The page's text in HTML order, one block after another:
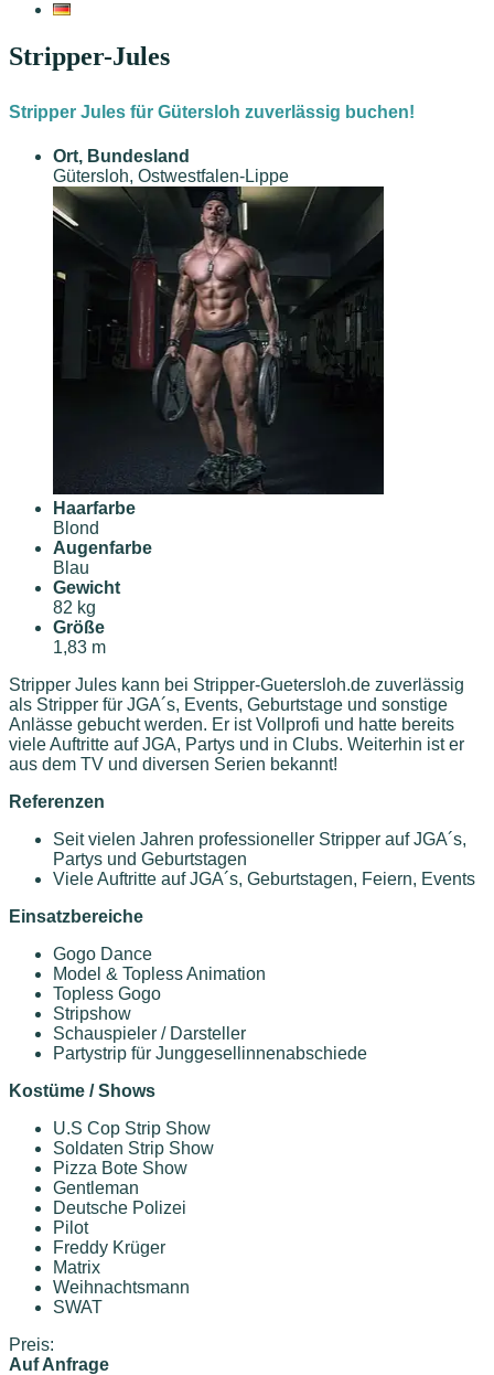
Stripper-Jules
Stripper Jules für Gütersloh zuverlässig buchen!
Ort, Bundesland
Gütersloh, Ostwestfalen-Lippe
Haarfarbe
Blond
Augenfarbe
Blau
Gewicht
82 kg
Größe
1,83 m
Stripper Jules kann bei Stripper-Guetersloh.de zuverlässig
als Stripper für JGA´s, Events, Geburtstage und sonstige
Anlässe gebucht werden. Er ist Vollprofi und hatte bereits
viele Auftritte auf JGA, Partys und in Clubs. Weiterhin ist er
aus dem TV und diversen Serien bekannt!
Referenzen
Seit vielen Jahren professioneller Stripper auf JGA´s,
Partys und Geburtstagen
Viele Auftritte auf JGA´s, Geburtstagen, Feiern, Events
Einsatzbereiche
Gogo Dance
Model & Topless Animation
Topless Gogo
Stripshow
Schauspieler / Darsteller
Partystrip für Junggesellinnenabschiede
Kostüme / Shows
U.S Cop Strip Show
Soldaten Strip Show
Pizza Bote Show
Gentleman
Deutsche Polizei
Pilot
Freddy Krüger
Matrix
Weihnachtsmann
SWAT
Preis:
Auf Anfrage